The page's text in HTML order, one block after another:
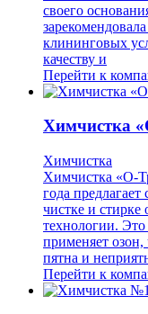
своего
клининговых
качеству и
Перейти к
Химчистка
Химчистка
Химчистка «О-
года
чистке и
технологии. Это
применяет озон,
пятна и
Перейти к